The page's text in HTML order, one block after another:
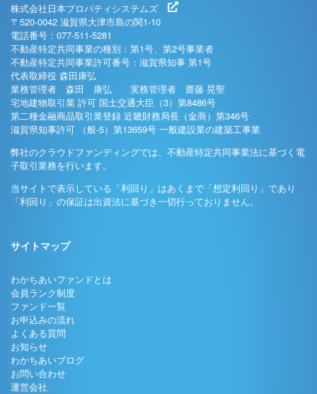
株式会社日本プロパティシステムズ
〒520-0042 滋賀県大津市島の関1-10
電話番号：077-511-5281
不動産特定共同事業の種別：第1号、第2号事業者
不動産特定共同事業許可番号：滋賀県知事 第1号
代表取締役 森田康弘
業務管理者 森田 康弘 実務管理者 齋藤 晃聖
宅地建物取引業 許可 国土交通大臣（3）第8486号
第二種金融商品取引業登録 近畿財務局長（金商）第346号
滋賀県知事許可 （般-5）第13659号 一般建設業の建築工事業
弊社のクラウドファンディングでは、不動産特定共同事業法に基づく電
子取引業務を行います。
当サイトで表示している「利回り」はあくまで「想定利回り」であり
「利回り」の保証は出資法に基づき一切行っておりません。
サイトマップ
わかちあいファンドとは
会員ランク制度
ファンド一覧
お申込みの流れ
よくある質問
お知らせ
わかちあいブログ
お問い合わせ
運営会社